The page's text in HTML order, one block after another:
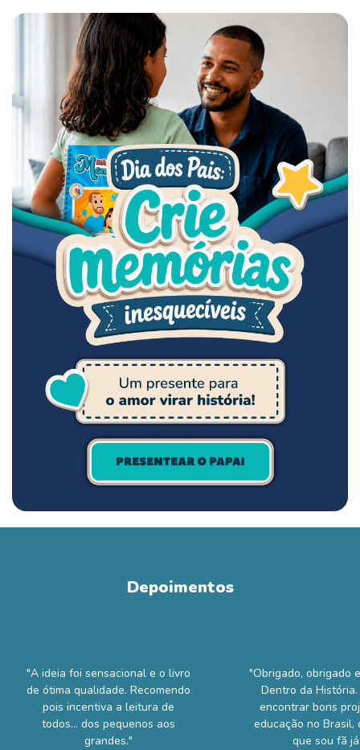
Depoimentos
"A ideia foi sensacional e o livro
de ótima qualidade. Recomendo
pois incentiva a leitura de
todos... dos pequenos aos
grandes."
"Obrigado, obrigado
Dentro da
encontrar bons
educação no Brasil,
que sou fã